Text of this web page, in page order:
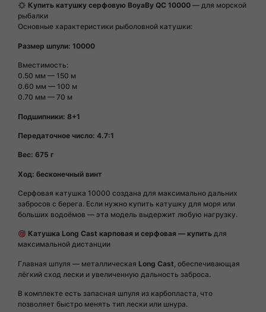
Купить катушку серфовую BoyaBy QC 10000— для морской
рыбалки
Основные характеристики рыболовной катушки:
Размер шпули: 10000
Вместимость:
0.50 мм — 150 м
0.60 мм — 100 м
0.70 мм — 70 м
Подшипники: 8+1
Передаточное число: 4.7:1
Вес: 675 г
Ход: бесконечный винт
Серфовая катушка 10000 создана для максимально дальних
забросов с берега. Если нужно купить катушку для моря или
больших водоёмов — эта модель выдержит любую нагрузку.
Катушка Long Cast карповая и серфовая — купитьдля
максимальной дистанции
Главная шпуля — металлическая Long Cast , обеспечивающая
лёгкий сход лески и увеличенную дальность заброса.
В комплекте есть запасная шпуля из карбопласта, что
позволяет быстро менять тип лески или шнура.